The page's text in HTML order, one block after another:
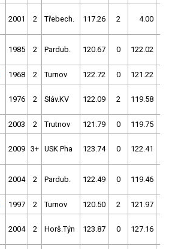
2001 2 Třebech. 117.26 2 4.00
1985 2 Pardub. 120.67 0 122.02
1968 2 Turnov 122.72 0 121.22
1976 2 Sláv.KV 122.09 2 119.58
2003 2 Trutnov 121.79 0 119.75
2009 3+ USK Pha 123.74 0 122.41
2004 2 Pardub. 122.49 0 119.46
1997 2 Turnov 120.50 2 121.97
2004 2 Horš.Týn 123.87 0 127.16